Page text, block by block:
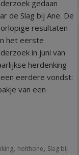
gedaan
de Slag bij Ane. De
resultaten
het eerste
in juni van
herdenking
eerdere vondst:
van een
, holthone, Slag bij